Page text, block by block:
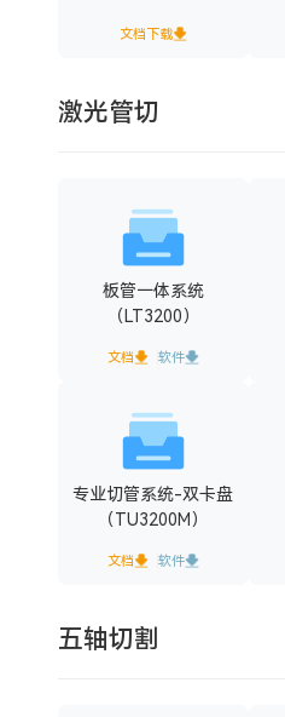
文档下载
激光管切
板管一体系统
（LT3200）
文档 软件
专业切管系统-双卡盘
（TU3200M）
文档 软件
五轴切割